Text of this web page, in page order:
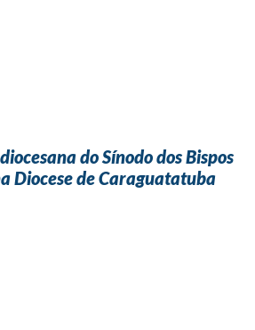
do Sínodo dos Bispos
Diocese de Caraguatatuba